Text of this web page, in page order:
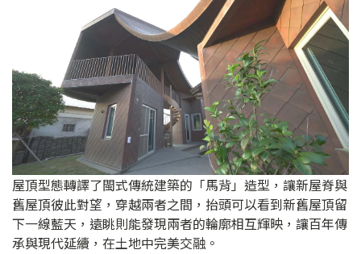
屋頂型態轉譯了閩式傳統建築的「馬背」造型，讓新屋脊與
舊屋頂彼此對望，穿越兩者之間，抬頭可以看到新舊屋頂留
下一線藍天，遠眺則能發現兩者的輪廓相互輝映，讓百年傳
承與現代延續，在土地中完美交融。